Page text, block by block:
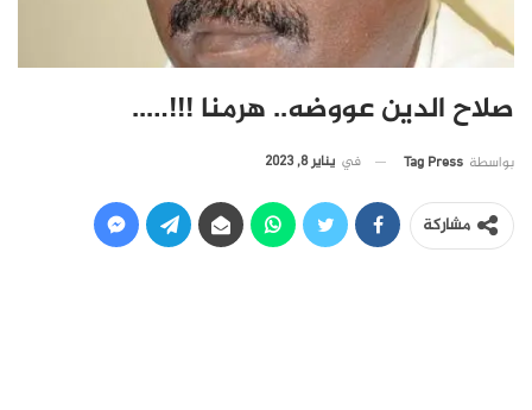
صلاح الدين عووضه.. هرمنا !!!…..
بواسطة Tag Press في يناير 8, 2023
مشاركة